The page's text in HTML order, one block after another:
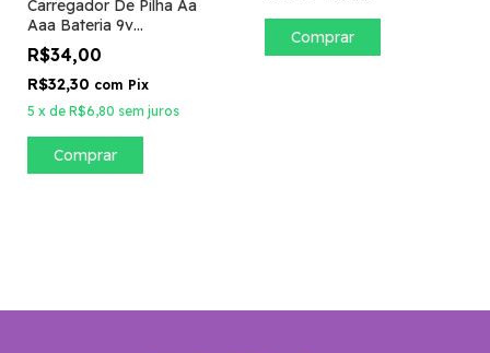
Carregador De Pilha Aa
Aaa Bateria 9v
Recarregável Bivolt 612
R$34,00
R$32,30 com Pix
5 x de R$6,80 sem juros